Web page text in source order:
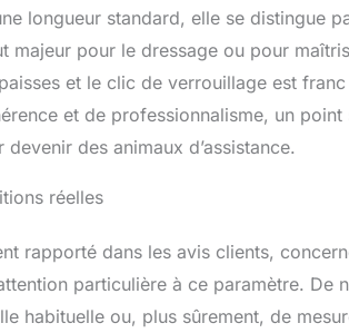
longueur standard, elle se distingue
majeur pour le dressage ou pour
et le clic de verrouillage est
et de professionnalisme, un
des animaux d’assistance.
réelles
rapporté dans les avis clients,
particulière à ce paramètre.
habituelle ou, plus sûrement, de